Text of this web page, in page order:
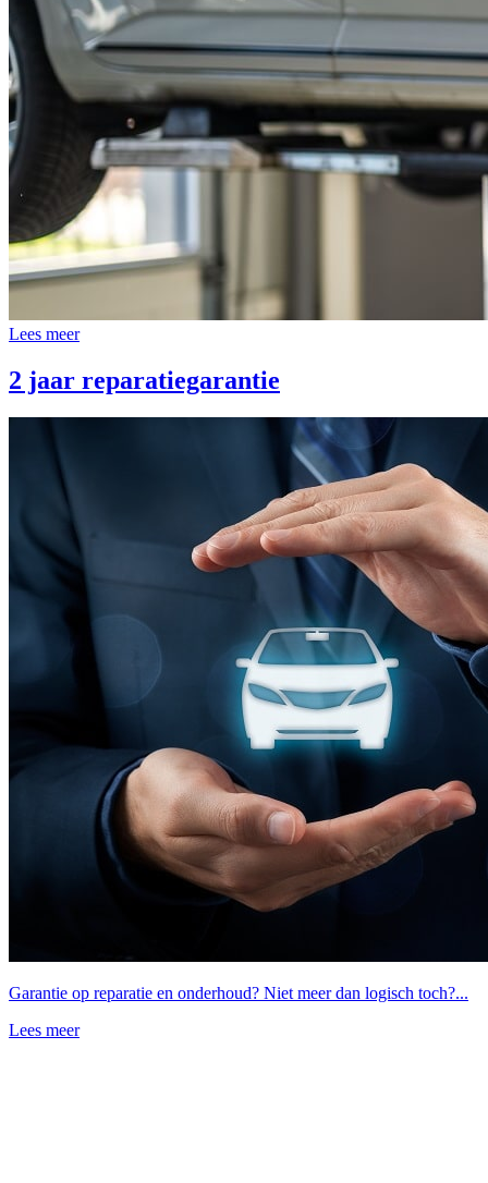
Lees meer
2 jaar reparatiegarantie
Garantie op reparatie en onderhoud? Niet meer dan logisch toch?...
Lees meer